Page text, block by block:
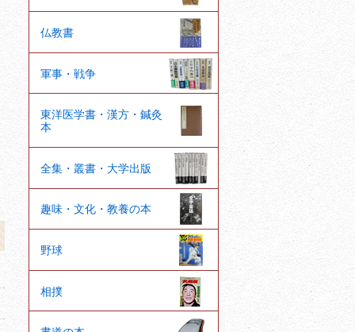
仏教書
軍事・戦争
東洋医学書・漢方・鍼灸
本
全集・叢書・大学出版
趣味・文化・教養の本
野球
相撲